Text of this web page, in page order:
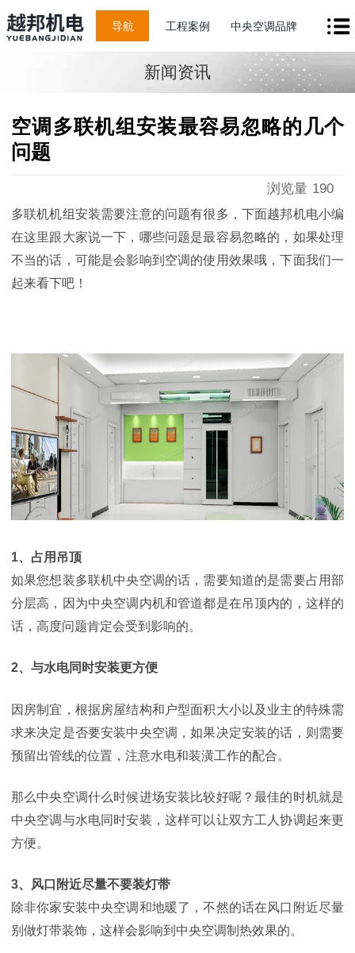
导航 工程案例 中央空调品牌
新闻资讯
空调多联机组安装最容易忽略的几个
问题
浏览量 190
多联机机组安装需要注意的问题有很多，下面越邦机电小编
在这里跟大家说一下，哪些问题是最容易忽略的，如果处理
不当的话，可能是会影响到空调的使用效果哦，下面我们一
起来看下吧！
1、 占用吊顶
如果您想装多联机中央空调的话，需要知道的是需要占用部
分层高，因为中央空调内机和管道都是在吊顶内的，这样的
话，高度问题肯定会受到影响的。
2、与水电同时安装更方便
因房制宜， 根据房屋结构和户型面积大小以及业主的特殊需
求来决定是否要安装中央空调，如果决定安装的话，则需要
预留出管线的位置，注意水电和装潢工作的配合。
那么中央空调什么时候进场安装比较好呢？最佳的时机就是
中央空调与水电同时安装 ， 这样可以让双方工人协调起来更
方便。
3、
风口附近尽量不要装灯带
除非你家安装中央空调和地暖了，不然的话在风口附近尽量
别做灯带装饰，这样会影响到中央空调制热效果的。